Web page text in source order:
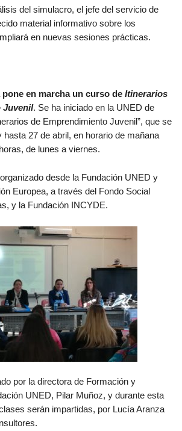
del simulacro, el jefe del servicio de
material informativo sobre los
en nuevas sesiones prácticas.
pone en marcha un curso de Itinerarios
Juvenil. Se ha iniciado en la UNED de
de Emprendimiento Juvenil”, que se
hasta 27 de abril, en horario de mañana
de lunes a viernes.
desde la Fundación UNED y
Europea, a través del Fondo Social
y la Fundación INCYDE.
por la directora de Formación y
UNED, Pilar Muñoz, y durante esta
serán impartidas, por Lucía Aranza